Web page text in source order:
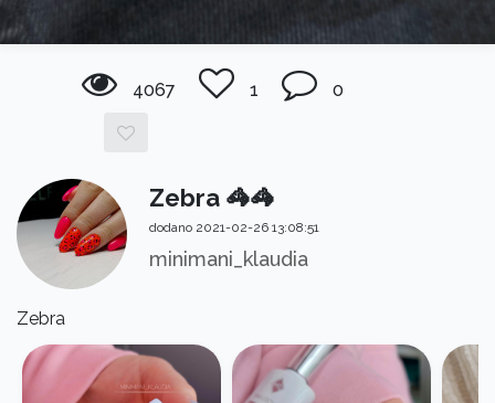
4067 1 0
Zebra 🦓🦓
dodano 2021-02-26 13:08:51
minimani_klaudia
Zebra